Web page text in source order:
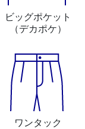
ビッグポケット
（デカポケ）
ワンタック